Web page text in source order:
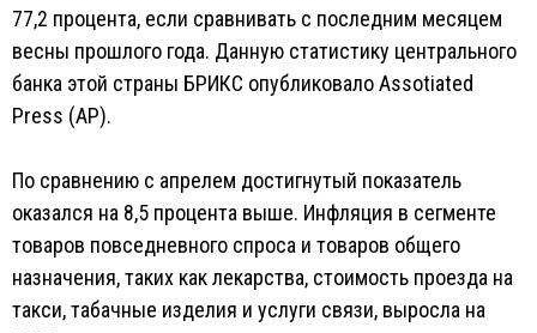
77,2 процента, если сравнивать с последним месяцем
весны прошлого года. Данную статистику центрального
банка этой страны БРИКС опубликовало Assotiated
Press (AP).
По сравнению с апрелем достигнутый показатель
оказался на 8,5 процента выше. Инфляция в сегменте
товаров повседневного спроса и товаров общего
назначения, таких как лекарства, стоимость проезда на
такси, табачные изделия и услуги связи, выросла на